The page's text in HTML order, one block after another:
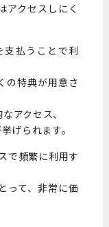
アクセスしにく
払うことで利
の特典が用意さ
アクセス、
げられます。
で頻繁に利用す
って、非常に価